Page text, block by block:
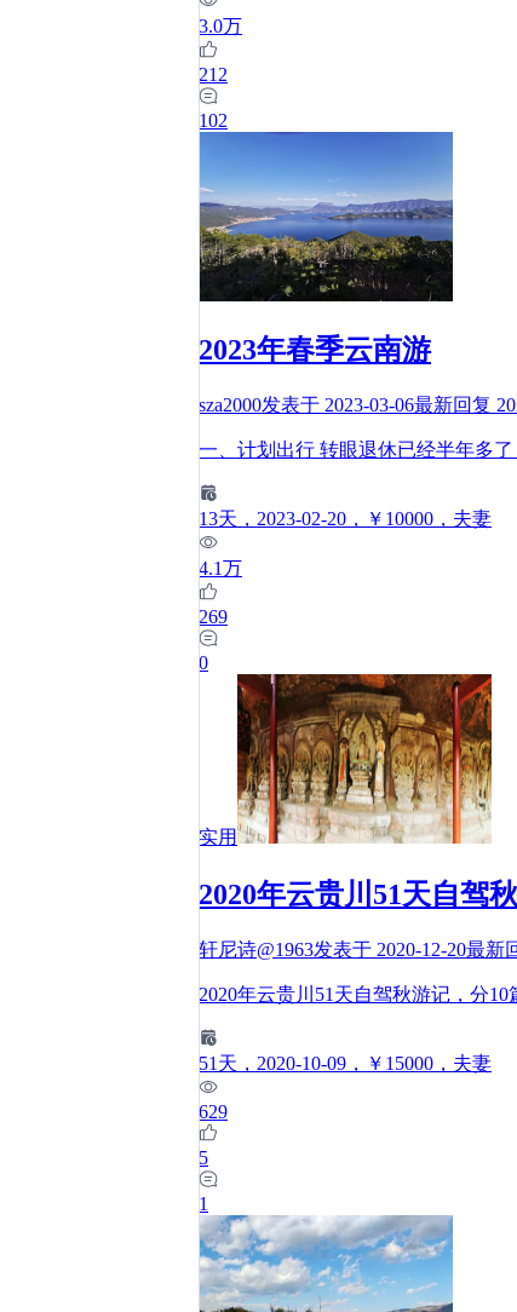
3.0万
212
102
2023年春季云南游
sza2000发表于 2023-03-06最新回复
一、计划出行 转眼退休已经半年多
13天 ，2023-02-20 ，￥10000 ，夫妻
4.1万
269
0
实用
2020年云贵川51天自驾
轩尼诗@1963发表于 2020-12-20最新
2020年云贵川51天自驾秋游记，分
51 天 ，2020-10-09 ，￥15000 ，夫妻
629
5
1